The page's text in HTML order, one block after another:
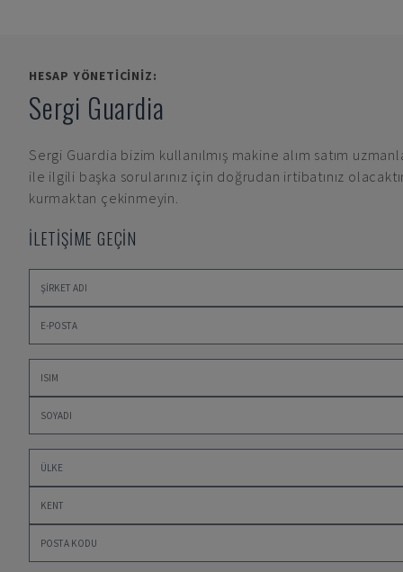
HESAP YÖNETICINIZ:
Sergi Guardia
Sergi Guardia bizim kullanılmış makine alım satım
ile ilgili başka sorularınız için doğrudan irtibatınız
kurmaktan çekinmeyin.
İLETİŞİME GEÇİN